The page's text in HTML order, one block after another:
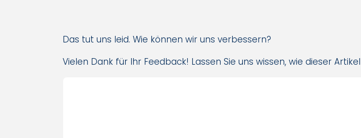
Das tut uns leid. Wie können wir uns verbessern?
Vielen Dank für Ihr Feedback! Lassen Sie uns wissen, wie dieser